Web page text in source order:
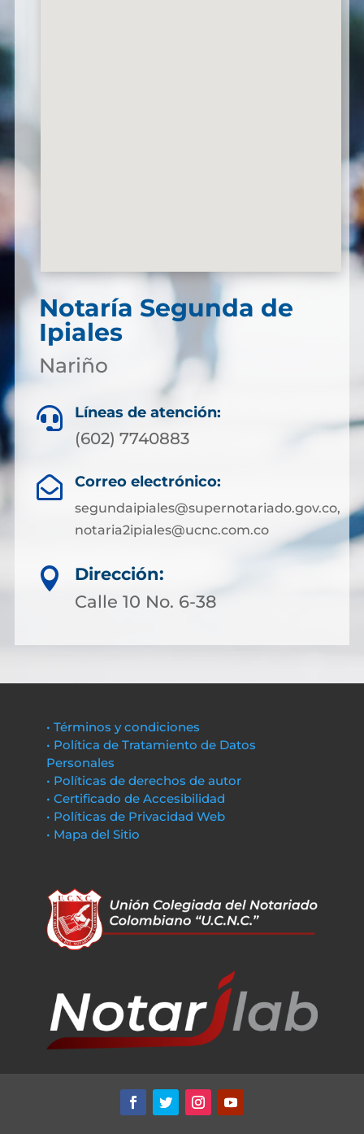
Notaría Segunda de
Ipiales
Nariño
 Líneas de atención:
(602) 7740883
 Correo electrónico:
segundaipiales@supernotariado.gov.co,
notaria2ipiales@ucnc.com.co

Dirección:
Calle 10 No. 6-38
• Términos y condiciones
• Política de Tratamiento de Datos
Personales
• Políticas de derechos de autor
• Certificado de Accesibilidad
• Políticas de Privacidad Web
• Mapa del Sitio